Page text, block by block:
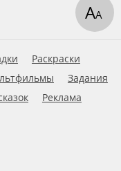
Раскраски
Задания
Реклама
АА